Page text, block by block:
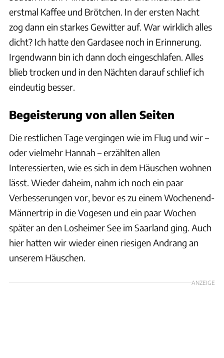
erstmal Kaffee und Brötchen. In der ersten Nacht
zog dann ein starkes Gewitter auf. War wirklich alles
dicht? Ich hatte den Gardasee noch in Erinnerung.
Irgendwann bin ich dann doch eingeschlafen. Alles
blieb trocken und in den Nächten darauf schlief ich
eindeutig besser.
Begeisterung von allen Seiten
Die restlichen Tage vergingen wie im Flug und wir –
oder vielmehr Hannah – erzählten allen
Interessierten, wie es sich in dem Häuschen wohnen
lässt. Wieder daheim, nahm ich noch ein paar
Verbesserungen vor, bevor es zu einem Wochenend-
Männertrip in die Vogesen und ein paar Wochen
später an den Losheimer See im Saarland ging. Auch
hier hatten wir wieder einen riesigen Andrang an
unserem Häuschen.
ANZEIGE